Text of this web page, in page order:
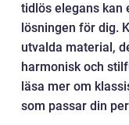
tidlös elegans kan
lösningen för dig.
utvalda material,
harmonisk och
läsa mer om
som passar din